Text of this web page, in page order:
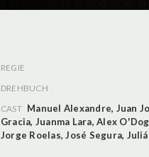
REGIE
DREHBUCH
CAST Manuel Alexandre, Juan
Gracia, Juanma Lara,Alex
Jorge Roelas,José Segura,